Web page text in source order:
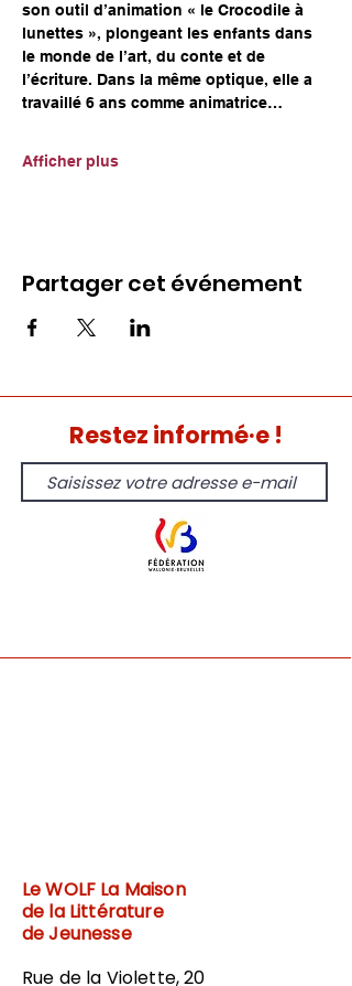
son outil d’animation « le Crocodile à
lunettes », plongeant les enfants dans
le monde de l’art, du conte et de
l’écriture. Dans la même optique, elle a
travaillé 6 ans comme animatrice…
Afficher plus
Partager cet événement
Restez informé·e !
Le WOLF La Maison
de la Littérature
de Jeunesse
Rue de la Violette, 20